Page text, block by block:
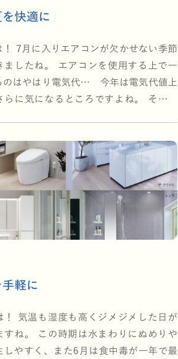
快適に
！ 7月に入りエアコンが欠かせない季節
ましたね。 エアコンを使用する上で一
のはやはり電気代… 今年は電気代値上
らに気になるところですよね。 そこで
軽に
！ 気温も湿度も高くジメジメした日が
すね。 この時期は水まわりにぬめりや
しやすく、また6月は食中毒が一年で最